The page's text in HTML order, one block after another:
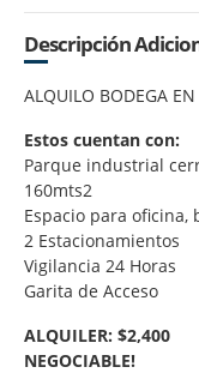
Descripción
ALQUILO BODEGA
Estos cuentan con:
Parque industrial
160mts2
Espacio para oficina,
2 Estacionamientos
Vigilancia 24 Horas
Garita de Acceso
ALQUILER: $2,400
NEGOCIABLE!